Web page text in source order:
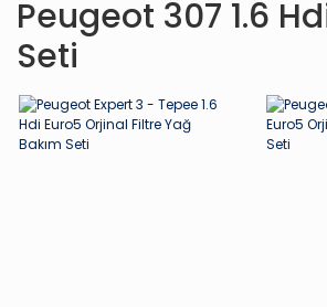
Peugeot 307 1.6
Seti